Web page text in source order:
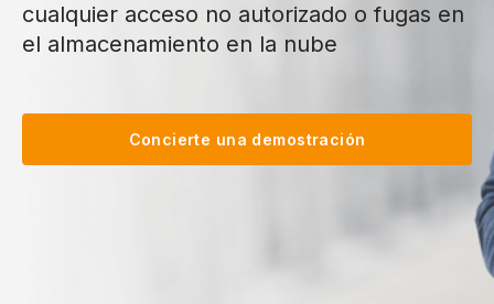
cualquier acceso no autorizado o fugas en
el almacenamiento en la nube
Concierte una demostración